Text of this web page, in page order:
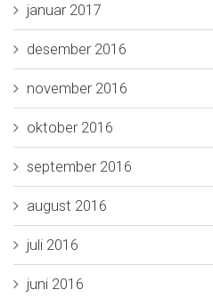
januar 2017
desember 2016
november 2016
oktober 2016
september 2016
august 2016
juli 2016
juni 2016